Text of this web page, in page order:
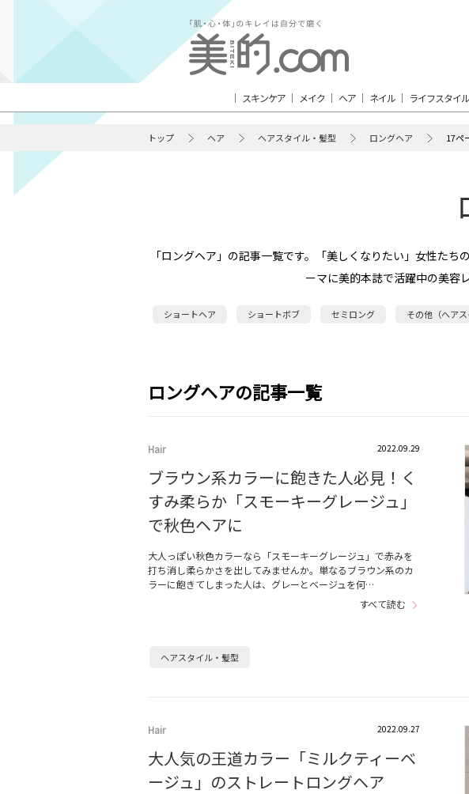
スキンケア メイク ヘア ネイル ライフスタイル
トップ ヘア ヘアスタイル・髪型 ロングヘア 17ペ
「ロングヘア」の記事一覧です。「美しくなりたい」女性た
ーマに美的本誌で活躍中の美容
ショートヘア ショートボブ セミロング その他（ヘアス
ロングヘアの記事一覧
Hair 2022.09.29
ブラウン系カラーに飽きた人必見！く
すみ柔らか「スモーキーグレージュ」
で秋色ヘアに
大人っぽい秋色カラーなら「スモーキーグレージュ」で赤みを
打ち消し柔らかさを出してみませんか。単なるブラウン系のカ
ラーに飽きてしまった人は、グレーとベージュを何…
すべて読む
ヘアスタイル・髪型
Hair 2022.09.27
大人気の王道カラー「ミルクティーベ
ージュ」のストレートロングヘア